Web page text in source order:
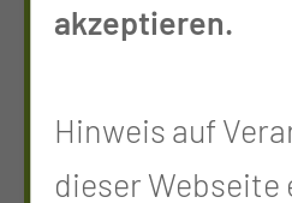
MUND-,
TI­VE &
CHIR­UR­GIE
akzeptieren.
Hinweis auf
dieser Webseite